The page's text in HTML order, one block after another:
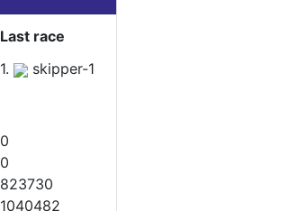
Last race
1.
skipper-1
0
0
823730
1040482